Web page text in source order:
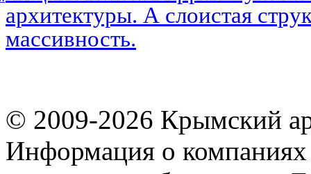
архитектуры. А слоистая
массивность.
© 2009-2026 Крымский
Информация о компаниях